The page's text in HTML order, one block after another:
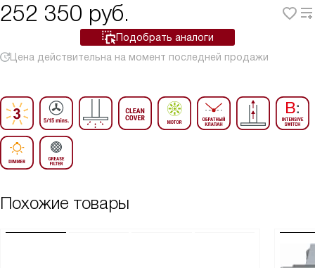
252 350 руб.
Подобрать аналоги
Цена действительна на момент последней продажи
Похожие товары